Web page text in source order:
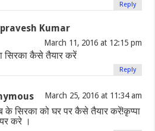
Reply
Kumar
March 11, 2016 at 12:15 pm
सिरका कैसे तैयार करें
Reply
March 25, 2016 at 11:34 am
के सिरका को घर पर कैसे तैयार करें!कृप्पा
करे ।